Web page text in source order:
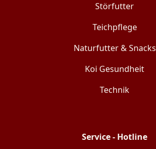
Störfutter
Teichpflege
Naturfutter & Snacks
Koi Gesundheit
Technik
Service - Hotline